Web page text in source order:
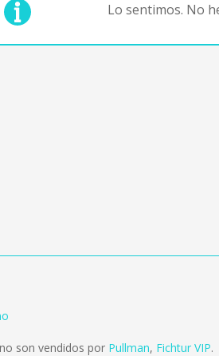
Lo sentimos. No
son vendidos por Pullman, Fichtur VIP.